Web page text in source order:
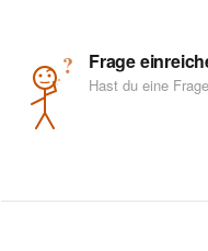
? Frage
Hast du eine